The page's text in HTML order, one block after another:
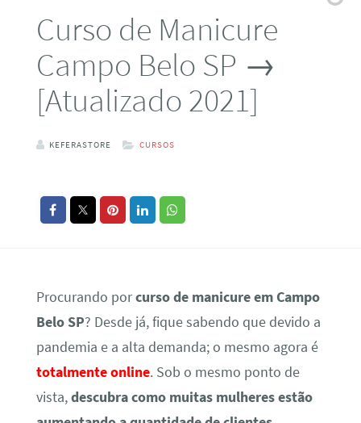
Curso de Manicure
Campo Belo SP →
[Atualizado 2021]
KEFERASTORE CURSOS
Procurando porcurso de manicure em Campo
Belo SP? Desde já, fique sabendo que devido a
pandemia e a alta demanda; o mesmo agora é
totalmente online. Sob o mesmo ponto de
vista,descubra como muitas mulheres estão